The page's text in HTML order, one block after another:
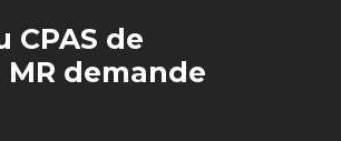
de
demande